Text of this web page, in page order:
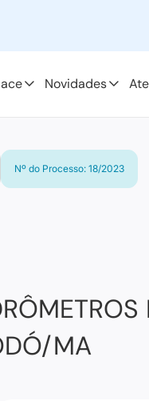
Novidades
Nº do Processo: 18/2023
MA